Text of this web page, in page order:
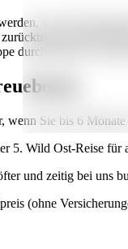
wenn die
Sollte
durchzuführen.
wenn Sie bis 6
5. Wild Ost-Reise für
und zeitig bei uns
(ohne